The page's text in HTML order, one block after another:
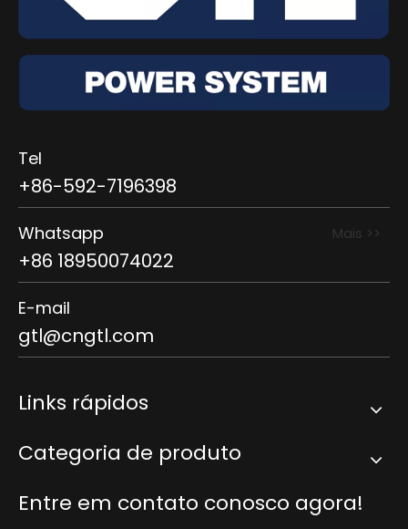
Tel
+86-592-7196398
Whatsapp Mais >>
+86 18950074022
E-mail
gtl@cngtl.com
Links rápidos
Categoria de produto
Entre em contato conosco agora!